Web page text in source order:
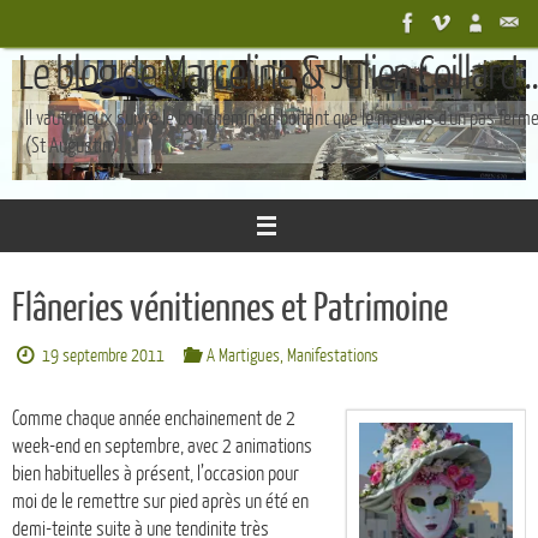
contenu
Le blog de Marceline & Julien Coillard
Il vaut mieux suivre le bon chemin en boîtant que le mauvais d'un pas ferme
(St Augustin)
Flâneries vénitiennes et Patrimoine
19 septembre 2011 A Martigues, Manifestations
Comme chaque année enchainement de 2
week-end en septembre, avec 2 animations
bien habituelles à présent, l’occasion pour
moi de le remettre sur pied après un été en
demi-teinte suite à une tendinite très